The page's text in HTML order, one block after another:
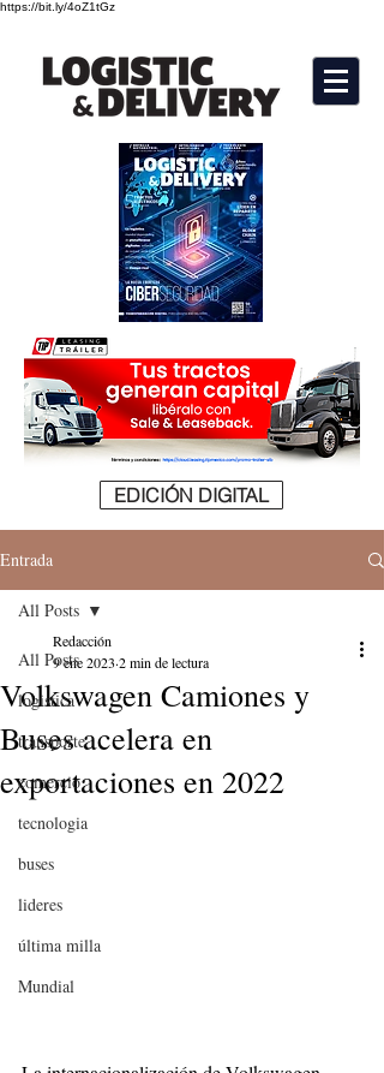
https://bit.ly/4oZ1tGz
EDICIÓN DIGITAL
Entrada
All Posts
logistica
transporte
comercio
tecnologia
buses
lideres
última milla
Mundial
All Posts
Volkswagen Camiones y
Buses acelera en
exportaciones en 2022
Redacción
9 ene 2023 2 min de lectura